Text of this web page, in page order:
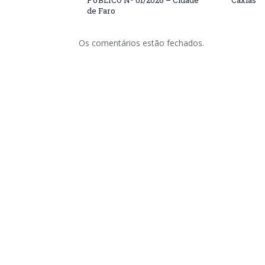
de Faro
Os comentários estão fechados.